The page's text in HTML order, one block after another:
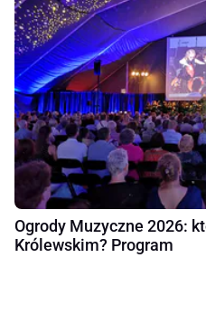
Ogrody Muzyczne 2026:
Królewskim? Program